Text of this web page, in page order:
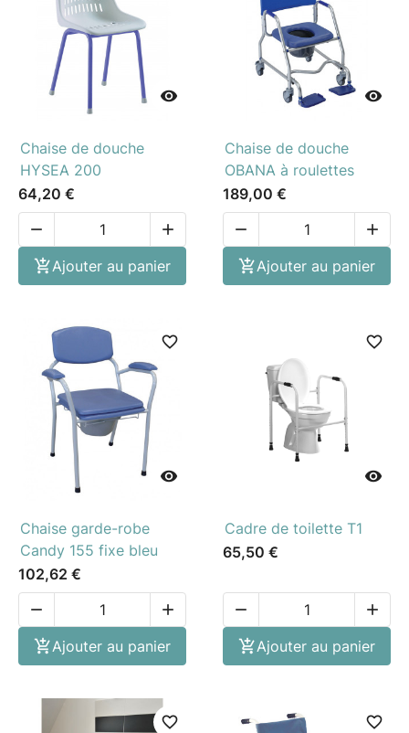

Chaise de douche
HYSEA 200
64,20 €


Ajouter au panier

Chaise de douche
OBANA à roulettes
189,00 €


Ajouter au panier

favorite_border
Chaise garde-robe
Candy 155 fixe bleu
102,62 €


Ajouter au panier

favorite_border
Cadre de toilette T1
65,50 €


Ajouter au panier
favorite_border favorite_border